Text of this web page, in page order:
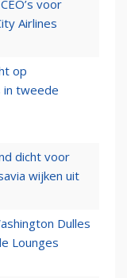
voor
Airlines
op
in tweede
dicht voor
wijken uit
Dulles
Lounges